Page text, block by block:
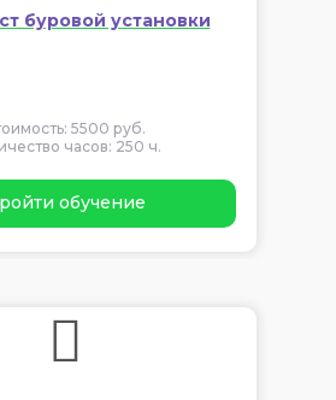
буровой установки
5500 руб.
часов: 250 ч.
обучение